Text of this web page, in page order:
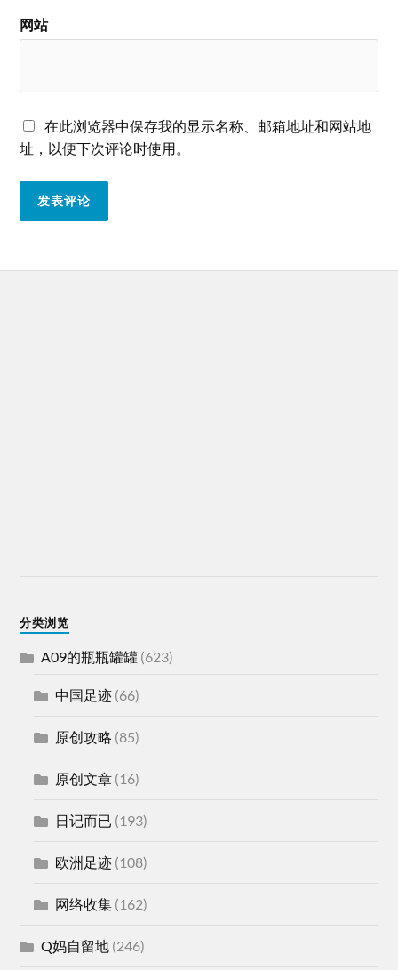
网站
在此浏览器中保存我的显示名称、邮箱地址和网站地
址，以便下次评论时使用。
分类浏览
A09的瓶瓶罐罐 (623)
中国足迹 (66)
原创攻略 (85)
原创文章 (16)
日记而已 (193)
欧洲足迹 (108)
网络收集 (162)
Q妈自留地 (246)